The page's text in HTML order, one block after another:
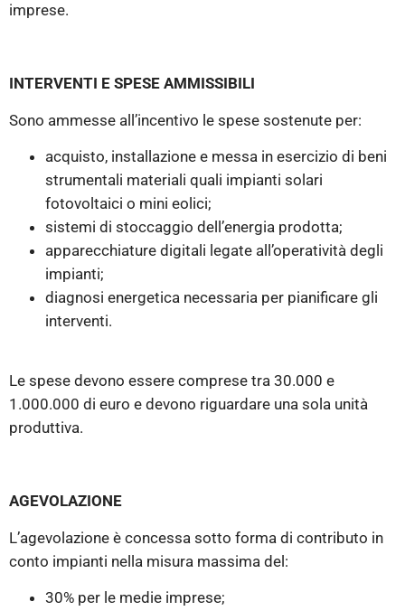
imprese.
INTERVENTI E SPESE AMMISSIBILI
Sono ammesse all’incentivo le spese sostenute per:
acquisto, installazione e messa in esercizio di beni
strumentali materiali quali impianti solari
fotovoltaici o mini eolici;
sistemi di stoccaggio dell’energia prodotta;
apparecchiature digitali legate all’operatività degli
impianti;
diagnosi energetica necessaria per pianificare gli
interventi.
Le spese devono essere comprese tra 30.000 e
1.000.000 di euro e devono riguardare una sola unità
produttiva.
AGEVOLAZIONE
L’agevolazione è concessa sotto forma di contributo in
conto impianti nella misura massima del:
30% per le medie imprese;